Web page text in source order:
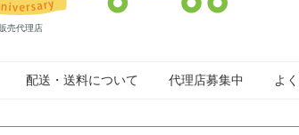
売代理店
配送・送料について 代理店募集中 よ